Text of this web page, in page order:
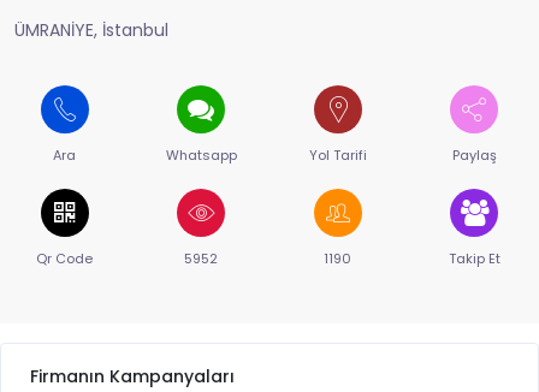
ÜMRANİYE, İstanbul
Ara Whatsapp Yol Tarifi Paylaş
Qr Code 5952 1190 Takip Et
Firmanın Kampanyaları